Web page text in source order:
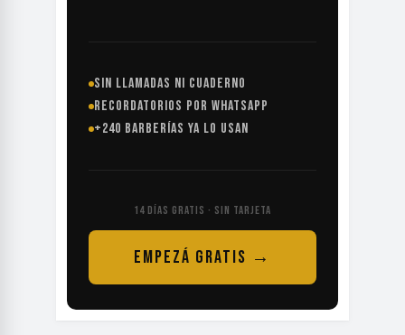
SIN LLAMADAS NI CUADERNO
RECORDATORIOS POR WHATSAPP
+240 BARBERÍAS YA LO USAN
14 DÍAS GRATIS · SIN TARJETA
EMPEZÁ GRATIS →